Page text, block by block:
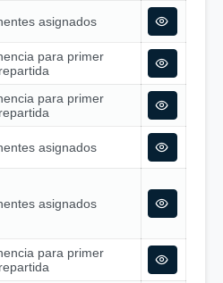
asignados
para primer
para primer
asignados
asignados
para primer